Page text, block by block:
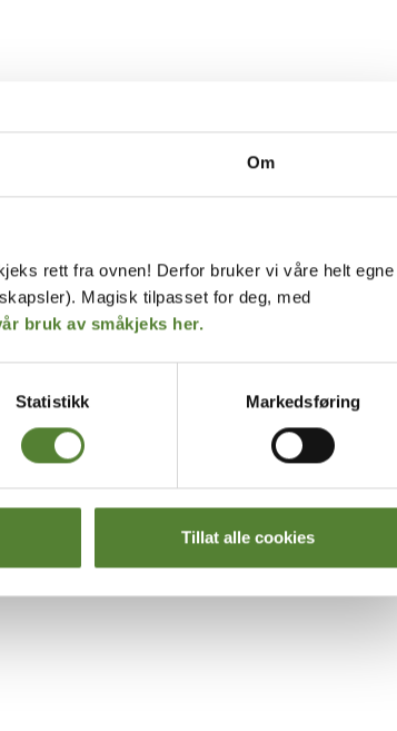
Om
rett fra ovnen! Derfor bruker vi våre helt egne
Magisk tilpasset for deg, med
bruk av småkjeks her.
Statistikk Markedsføring
Tillat alle cookies